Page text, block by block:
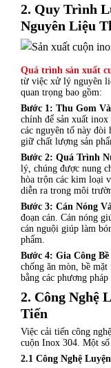
2. Quy Trình
Nguyên Liệu
Quá trình sản xuất
từ việc xử lý nguyên
quan trọng bao gồm:
Bước 1: Thu Gom
chính để sản xuất
các nguyên tố này đòi
giữ chất lượng sản
Bước 2: Quá Trình
lý, chúng được nung
hòa trộn các kim loại
diễn ra trong môi
Bước 3: Cán Nóng
đoạn cán. Cán nóng
cán nguội giúp làm
phẩm.
Bước 4: Gia Công
chống ăn mòn, bề
bằng các phương pháp
2. Công Nghệ
Tiến
Việc cải tiến công
cuộn Inox 304. Một
2.1 Công Nghệ